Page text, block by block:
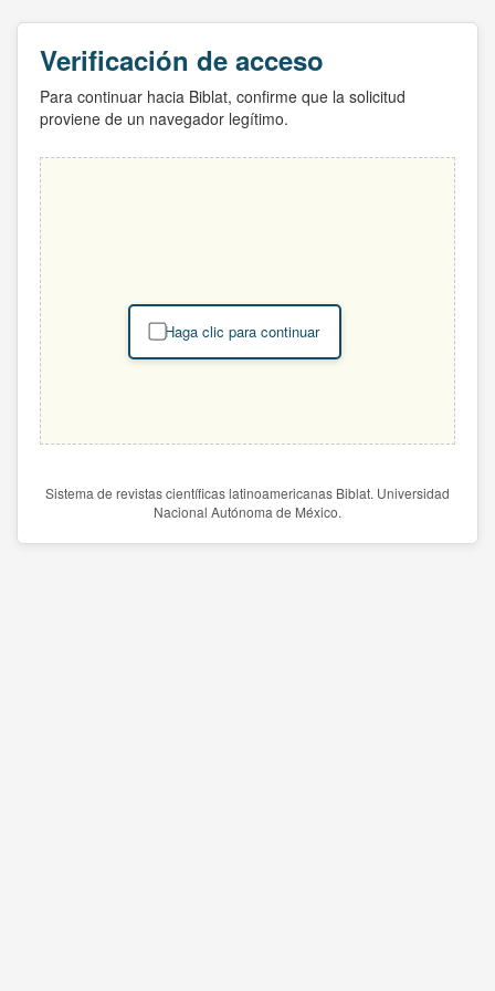
Verificación de acceso
Para continuar hacia Biblat, confirme que la solicitud
proviene de un navegador legítimo.
Haga clic para continuar
Sistema de revistas científicas latinoamericanas Biblat. Universidad
Nacional Autónoma de México.